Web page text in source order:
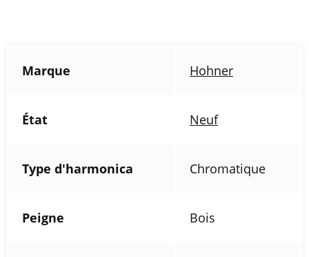
Marque Hohner
État Neuf
Type d'harmonica Chromatique
Peigne Bois